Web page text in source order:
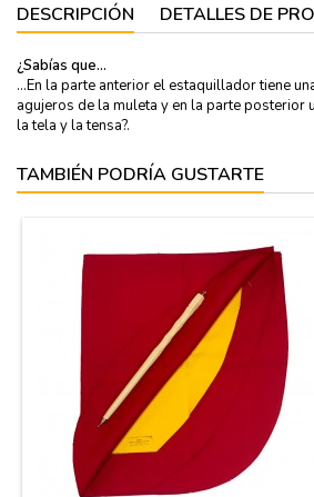
DESCRIPCIÓN DETALLES DE
¿Sabías que...
...En la parte anterior el estaquillador tiene
agujeros de la muleta y en la parte posterior
la tela y la tensa?.
TAMBIÉN PODRÍA GUSTARTE